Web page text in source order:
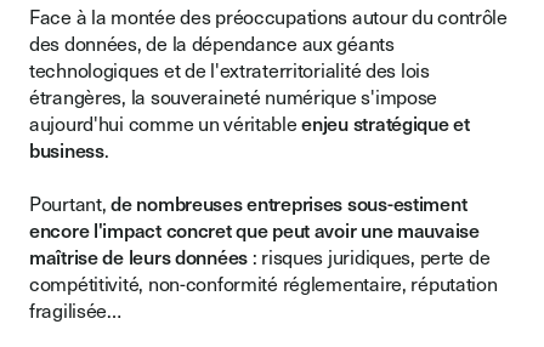
Face à la montée des préoccupations autour du contrôle
des données, de la dépendance aux géants
technologiques et de l'extraterritorialité des lois
étrangères, la souveraineté numérique s'impose
aujourd'hui comme un véritableenjeu stratégique et
business.
Pourtant,de nombreuses entreprises sous-estiment
encore l'impact concret que peut avoir une mauvaise
maîtrise de leurs données : risques juridiques, perte de
compétitivité, non-conformité réglementaire, réputation
fragilisée…